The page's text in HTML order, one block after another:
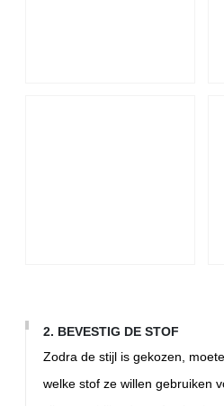
2. BEVESTIG DE STOF
Zodra de stijl is gekozen,
welke stof ze willen gebruiken